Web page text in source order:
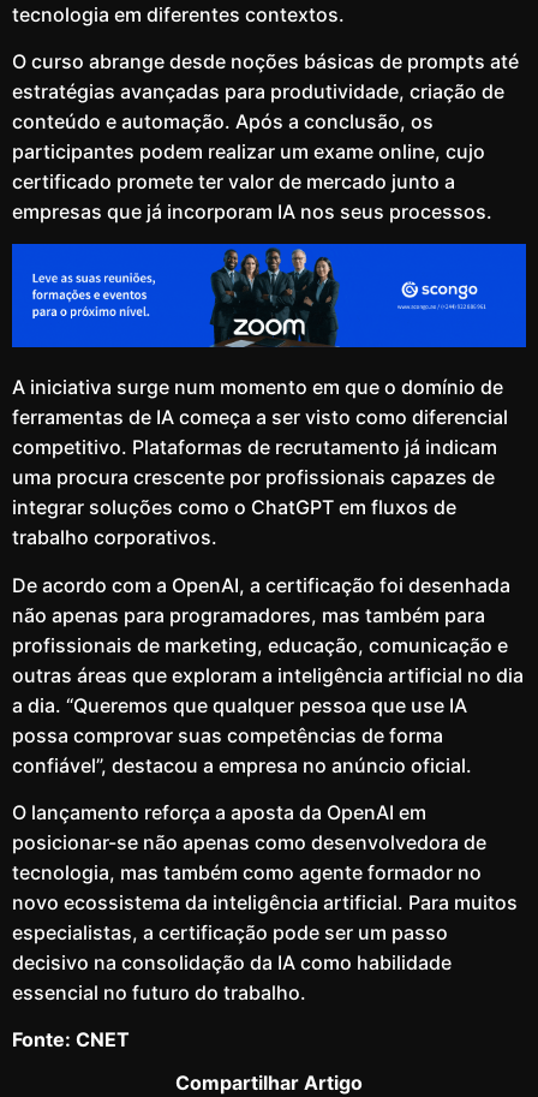
tecnologia em diferentes contextos.
O curso abrange desde noções básicas de prompts até
estratégias avançadas para produtividade, criação de
conteúdo e automação. Após a conclusão, os
participantes podem realizar um exame online, cujo
certificado promete ter valor de mercado junto a
empresas que já incorporam IA nos seus processos.
A iniciativa surge num momento em que o domínio de
ferramentas de IA começa a ser visto como diferencial
competitivo. Plataformas de recrutamento já indicam
uma procura crescente por profissionais capazes de
integrar soluções como o ChatGPT em fluxos de
trabalho corporativos.
De acordo com a OpenAI, a certificação foi desenhada
não apenas para programadores, mas também para
profissionais de marketing, educação, comunicação e
outras áreas que exploram a inteligência artificial no dia
a dia. “Queremos que qualquer pessoa que use IA
possa comprovar suas competências de forma
confiável”, destacou a empresa no anúncio oficial.
O lançamento reforça a aposta da OpenAI em
posicionar-se não apenas como desenvolvedora de
tecnologia, mas também como agente formador no
novo ecossistema da inteligência artificial. Para muitos
especialistas, a certificação pode ser um passo
decisivo na consolidação da IA como habilidade
essencial no futuro do trabalho.
Fonte: CNET
Compartilhar Artigo